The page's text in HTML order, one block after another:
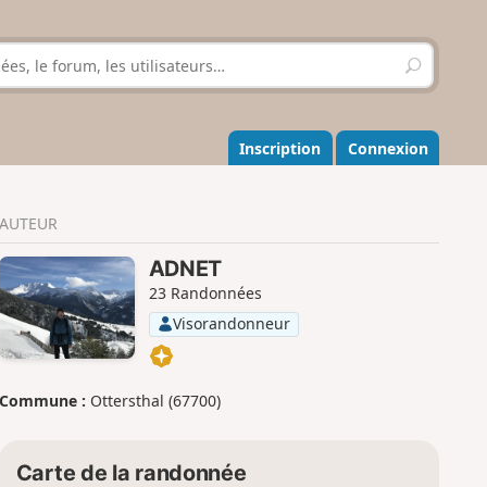
R
e
h
e
r
r
Inscription Connexion
AUTEUR
ADNET
23 Randonnées
Visorandonneur
Commune : Ottersthal (67700)
Carte de la randonnée